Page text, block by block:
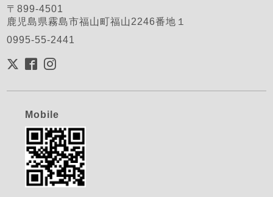
〒899-4501
鹿児島県霧島市福山町福山2246番地１
0995-55-2441
Mobile